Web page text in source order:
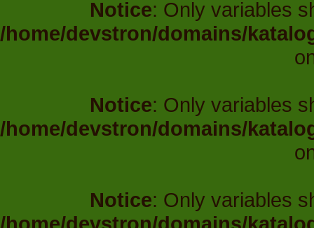
Notice: Only variables
/home/devstron/domains/
Notice: Only variables
/home/devstron/domains/
Notice: Only variables